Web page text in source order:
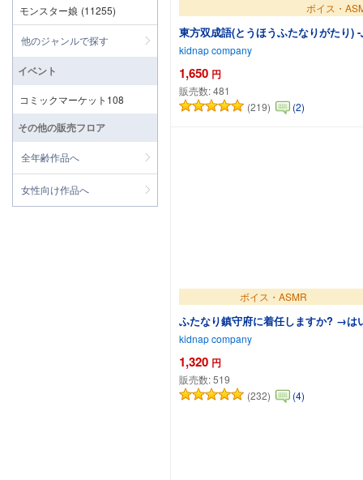
ボイス・
東方双成語(とうほうふたなりがたり)
kidnap company
1,650 円
販売数:481
(219)
(2)
ボイス・ASMR
ふたなり鎮守府に着任しますか? →は
kidnap company
1,320 円
販売数:519
(232)
(4)
モンスター娘 (11255)
他のジャンルで探す
イベント
コミックマーケット108
その他の販売フロア
全年齢作品へ
女性向け作品へ